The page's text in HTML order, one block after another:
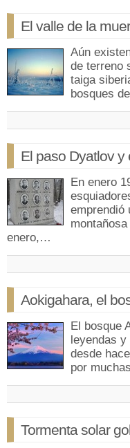
El valle de la
Aún
de terreno
taiga
bosques
El paso Dyatlov y
En enero
emprendió
enero,…
Aokigahara, el
El bosque
leyendas
desde
por
Tormenta solar